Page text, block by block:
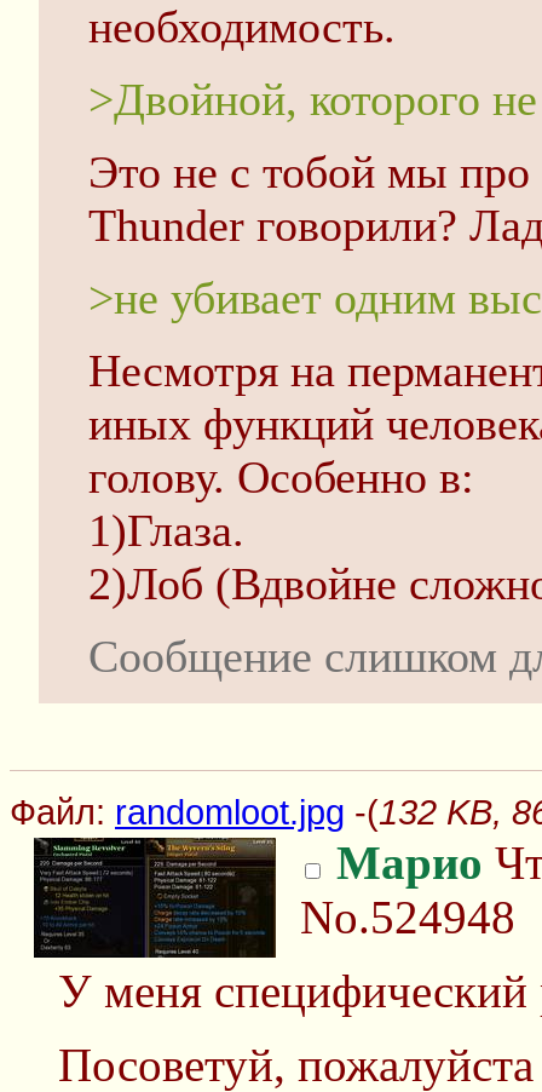
необходимость.
>Двойной, которого
Это не с тобой мы про
Thunder говорили?
>не убивает одним
Несмотря на
иных функций
голову. Особенно в:
1)Глаза.
2)Лоб (Вдвойне
Сообщение слишком
Файл: randomloot.jpg -(132 KB,
Марио
No.524948
У меня специфический
Посоветуй,